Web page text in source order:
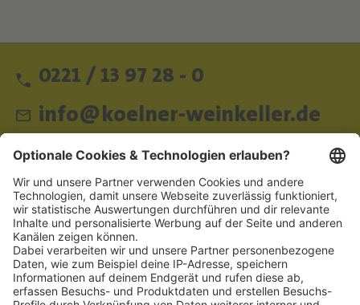
0221 / 13 97 28 - 0
info@koelner-weinkeller.de
Schnellzugriff
ZAHLUNGSMETHODEN
SOCIAL